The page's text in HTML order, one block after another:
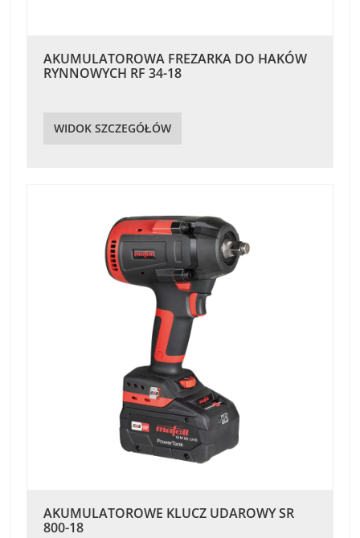
AKUMULATOROWA FREZARKA DO HAKÓW
RYNNOWYCH RF 34-18
WIDOK SZCZEGÓŁÓW
AKUMULATOROWE KLUCZ UDAROWY SR
800-18